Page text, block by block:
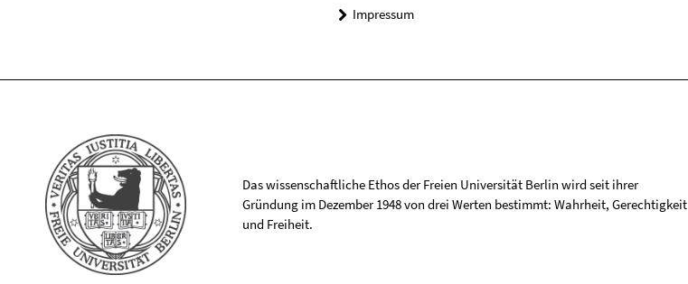
Impressum
Das wissenschaftliche Ethos der Freien Universität Berlin wird seit ihrer
Gründung im Dezember 1948 von drei Werten bestimmt: Wahrheit, Gerechtigkeit
und Freiheit.